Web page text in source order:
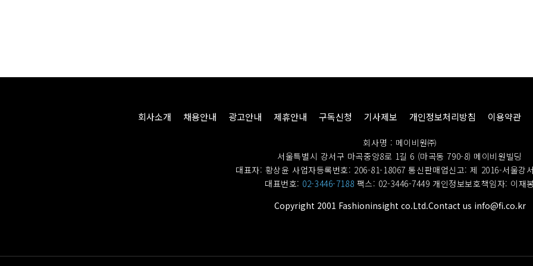
회사소개 채용안내 광고안내 제휴안내 구독신청 기사제보 개인정보처리방침 이용약관
회사명 : 메이비원㈜
서울특별시 강서구 마곡중앙8로 1길 6 (마곡동 790-8) 메이비원빌딩
대표자: 황상윤 사업자등록번호: 206-81-18067통신판매업신고: 제 2016-서울강
대표번호: 02-3446-7188 팩스: 02-3446-7449 개인정보보호책임자: 이재
Copyright 2001 Fashioninsight co.Ltd.Contact us info@fi.co.kr